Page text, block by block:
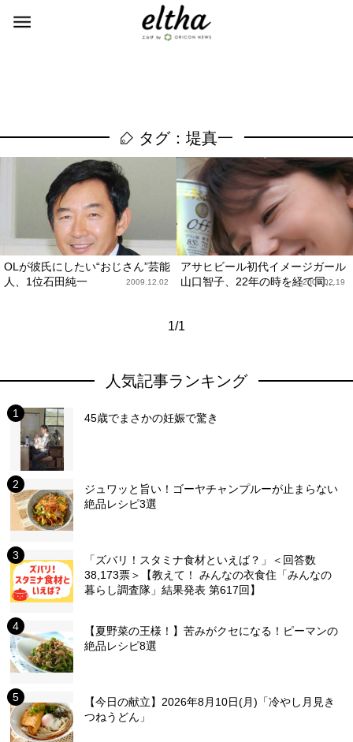
タグ：堤真一
OLが彼氏にしたい“おじさん”芸能
人、1位石田純一
2009.12.02
アサヒビール初代イメージガール
山口智子、22年の時を経て同...
2009.02.19
1/1
人気記事ランキング
45歳でまさかの妊娠で驚き
ジュワッと旨い！ゴーヤチャンプルーが止まらない
絶品レシピ3選
「ズバリ！スタミナ食材といえば？」＜回答数
38,173票＞【教えて！ みんなの衣食住「みんなの
暮らし調査隊」結果発表 第617回】
【夏野菜の王様！】苦みがクセになる！ピーマンの
絶品レシピ8選
【今日の献立】2026年8月10日(月)「冷やし月見き
つねうどん」